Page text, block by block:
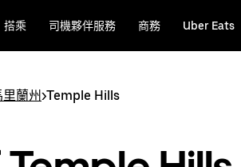
搭乘 司機夥伴服務 商務 Uber Eats
里蘭州>Temple Hills